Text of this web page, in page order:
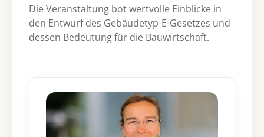
Die Veranstaltung bot wertvolle Einblicke in
den Entwurf des Gebäudetyp-E-Gesetzes und
dessen Bedeutung für die Bauwirtschaft.